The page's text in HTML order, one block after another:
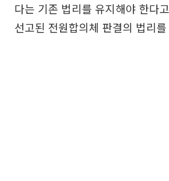
다는 기존 법리를 유지해야 한다
선고된 전원합의체 판결의 법리